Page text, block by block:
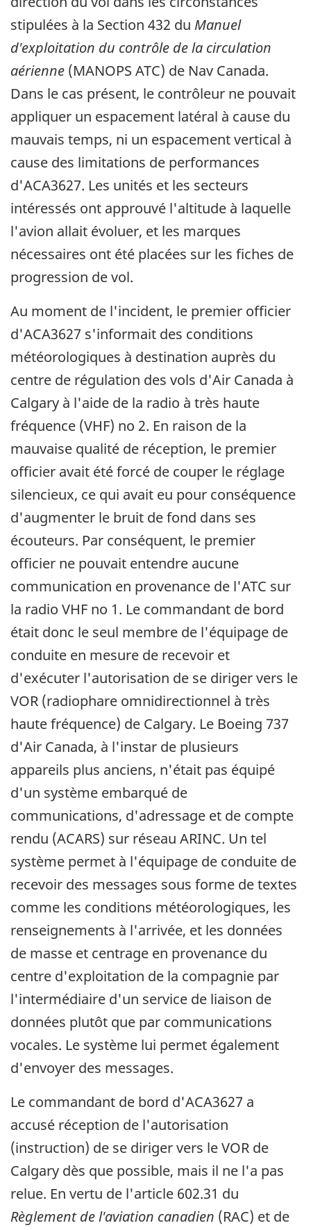
stipulées à la Section 432 du Manuel
d'exploitation du contrôle de la circulation
aérienne (MANOPS ATC) de Nav Canada.
Dans le cas présent, le contrôleur ne pouvait
appliquer un espacement latéral à cause du
mauvais temps, ni un espacement vertical à
cause des limitations de performances
d'ACA3627. Les unités et les secteurs
intéressés ont approuvé l'altitude à laquelle
l'avion allait évoluer, et les marques
nécessaires ont été placées sur les fiches de
progression de vol.
Au moment de l'incident, le premier officier
d'ACA3627 s'informait des conditions
météorologiques à destination auprès du
centre de régulation des vols d'Air Canada à
Calgary à l'aide de la radio à très haute
fréquence (VHF) no 2. En raison de la
mauvaise qualité de réception, le premier
officier avait été forcé de couper le réglage
silencieux, ce qui avait eu pour conséquence
d'augmenter le bruit de fond dans ses
écouteurs. Par conséquent, le premier
officier ne pouvait entendre aucune
communication en provenance de l'ATC sur
la radio VHF no 1. Le commandant de bord
était donc le seul membre de l'équipage de
conduite en mesure de recevoir et
d'exécuter l'autorisation de se diriger vers le
VOR (radiophare omnidirectionnel à très
haute fréquence) de Calgary. Le Boeing 737
d'Air Canada, à l'instar de plusieurs
appareils plus anciens, n'était pas équipé
d'un système embarqué de
communications, d'adressage et de compte
rendu (ACARS) sur réseau ARINC. Un tel
système permet à l'équipage de conduite de
recevoir des messages sous forme de textes
comme les conditions météorologiques, les
renseignements à l'arrivée, et les données
de masse et centrage en provenance du
centre d'exploitation de la compagnie par
l'intermédiaire d'un service de liaison de
données plutôt que par communications
vocales. Le système lui permet également
d'envoyer des messages.
Le commandant de bord d'ACA3627 a
accusé réception de l'autorisation
(instruction) de se diriger vers le VOR de
Calgary dès que possible, mais il ne l'a pas
relue. En vertu de l'article 602.31 du
Règlement de l'aviation canadien (RAC) et de